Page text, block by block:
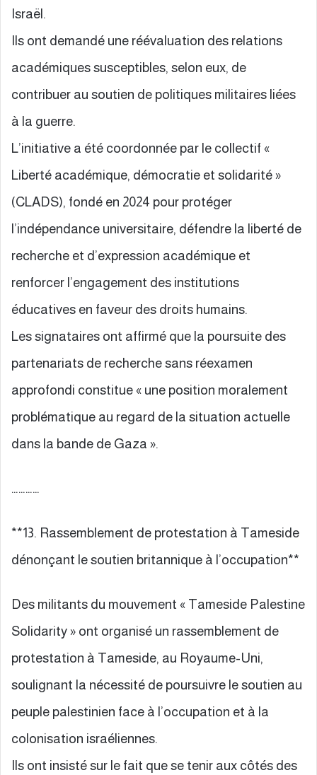
Israël.
Ils ont demandé une réévaluation des relations
académiques susceptibles, selon eux, de
contribuer au soutien de politiques militaires liées
à la guerre.
L’initiative a été coordonnée par le collectif «
Liberté académique, démocratie et solidarité »
(CLADS), fondé en 2024 pour protéger
l’indépendance universitaire, défendre la liberté de
recherche et d’expression académique et
renforcer l’engagement des institutions
éducatives en faveur des droits humains.
Les signataires ont affirmé que la poursuite des
partenariats de recherche sans réexamen
approfondi constitue « une position moralement
problématique au regard de la situation actuelle
dans la bande de Gaza ».
…………
**13. Rassemblement de protestation à Tameside
dénonçant le soutien britannique à l’occupation**
Des militants du mouvement « Tameside Palestine
Solidarity » ont organisé un rassemblement de
protestation à Tameside, au Royaume-Uni,
soulignant la nécessité de poursuivre le soutien au
peuple palestinien face à l’occupation et à la
colonisation israéliennes.
Ils ont insisté sur le fait que se tenir aux côtés des